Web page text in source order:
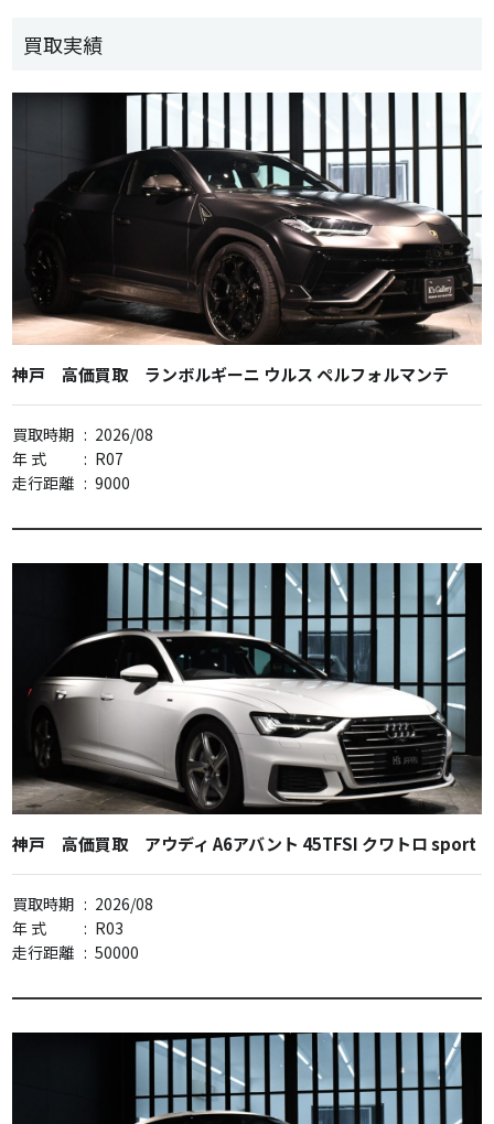
買取実績
神戸 高価買取 ランボルギーニ ウルス ペルフォルマンテ
買取時期 : 2026/08
年 式
: R07
走行距離 : 9000
神戸 高価買取 アウディ A6アバント 45TFSI クワトロ sport
買取時期 : 2026/08
年 式
: R03
走行距離 : 50000